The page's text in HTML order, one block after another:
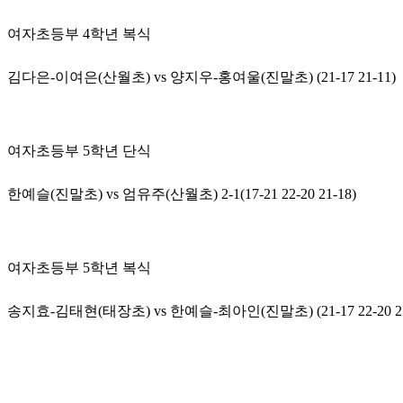
여자초등부 4학년 복식
김다은-이여은(산월초) vs 양지우-홍여울(진말초) (21-17 21-11)
여자초등부 5학년 단식
한예슬(진말초) vs 엄유주(산월초) 2-1(17-21 22-20 21-18)
여자초등부 5학년 복식
송지효-김태현(태장초) vs 한예슬-최아인(진말초) (21-17 22-20